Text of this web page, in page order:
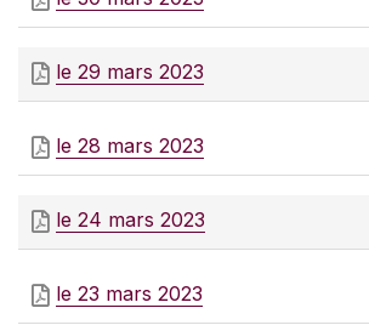
le 29 mars 2023
le 28 mars 2023
le 24 mars 2023
le 23 mars 2023